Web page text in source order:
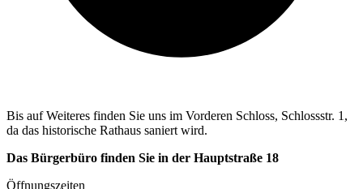
Bis auf Weiteres finden Sie uns im Vorderen Schloss, Schlossstr. 1,
da das historische Rathaus saniert wird.
Das Bürgerbüro finden Sie in der Hauptstraße 18
Öffnungszeiten